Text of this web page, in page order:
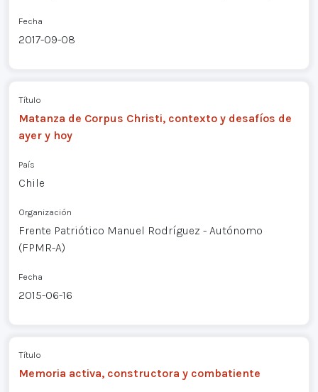
Fecha
2017-09-08
Título
Matanza de Corpus Christi, contexto y desafíos de
ayer y hoy
País
Chile
Organización
Frente Patriótico Manuel Rodríguez - Autónomo
(FPMR-A)
Fecha
2015-06-16
Título
Memoria activa, constructora y combatiente